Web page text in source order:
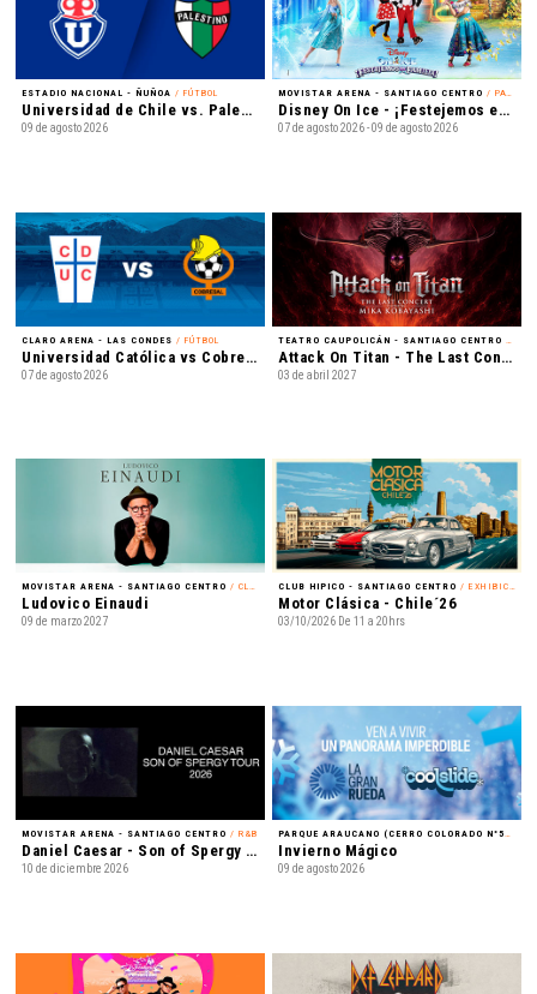
ESTADIO NACIONAL - ÑUÑOA / FÚTBOL
Universidad de Chile vs. Palestino - Liga de Primera Mercado Libre - Fecha 18
09 de agosto 2026
MOVISTAR ARENA - SANTIAGO CENTRO / PATINAJE EN HIELO
Disney On Ice - ¡Festejemos en Familia!
07 de agosto 2026 - 09 de agosto 2026
CLARO ARENA - LAS CONDES / FÚTBOL
Universidad Católica vs Cobresal - Liga de Primera Mercado Libre - Fecha 18
07 de agosto 2026
TEATRO CAUPOLICÁN - SANTIAGO CENTRO
Attack On Titan - The Last Concert
03 de abril 2027
MOVISTAR ARENA - SANTIAGO CENTRO / CLÁSICA
Ludovico Einaudi
09 de marzo 2027
CLUB HIPICO - SANTIAGO CENTRO / EXHIBICIÓN
Motor Clásica - Chile´26
03/10/2026 De 11 a 20hrs
MOVISTAR ARENA - SANTIAGO CENTRO / R&B
Daniel Caesar - Son of Spergy Tour 2026
10 de diciembre 2026
Invierno Mágico
09 de agosto 2026